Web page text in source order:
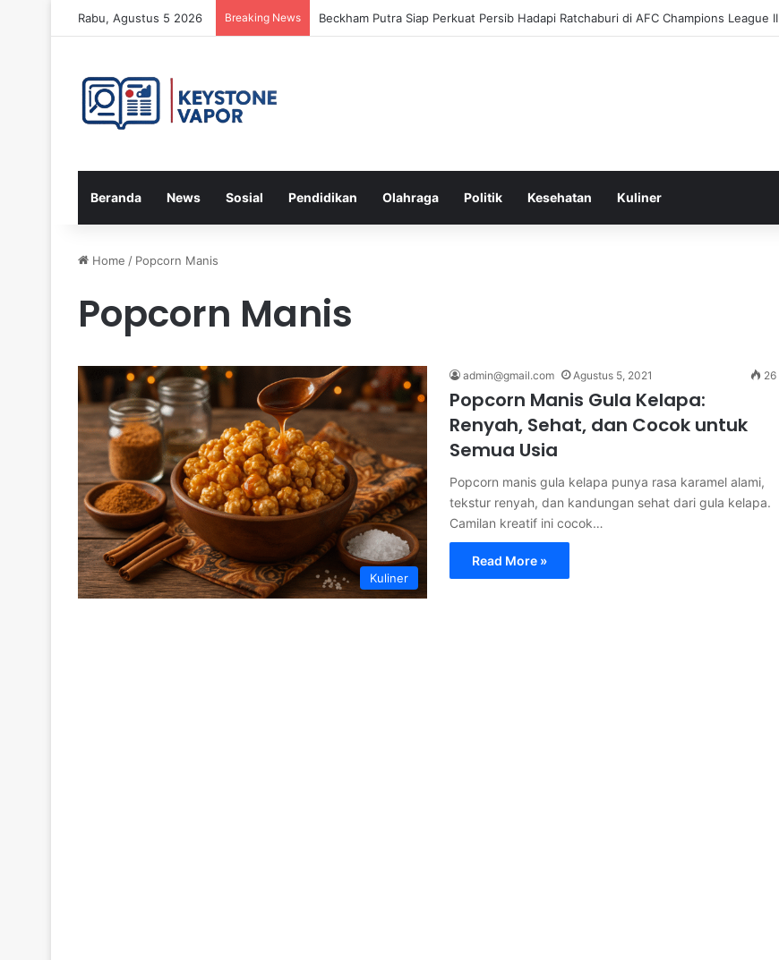
Rabu, Agustus 5 2026 Breaking News Menteri LH Dukung Fatwa Haram Buang Sampah ke Laut untuk Lingkungan Bersih
Beranda News Sosial Pendidikan Olahraga Politik Kesehatan Kuliner
Home / Popcorn Manis
Popcorn Manis
Kuliner
admin@gmail.com Agustus 5, 2021 26
Popcorn Manis Gula Kelapa:
Renyah, Sehat, dan Cocok untuk
Semua Usia
Popcorn manis gula kelapa punya rasa karamel alami,
tekstur renyah, dan kandungan sehat dari gula kelapa.
Camilan kreatif ini cocok…
Read More »